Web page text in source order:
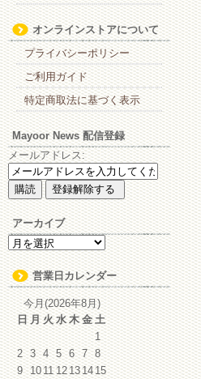
オンラインストアについて
プライバシーポリシー
ご利用ガイド
特定商取法に基づく表示
Mayoor News 配信登録
メールアドレス:
アーカイブ
ア
ー
カ
イ
ブ
営業日カレンダー
今月(2026年8月)
日 月 火 水 木 金 土
1
2 3 4 5 6 7 8
9 1011 12131415